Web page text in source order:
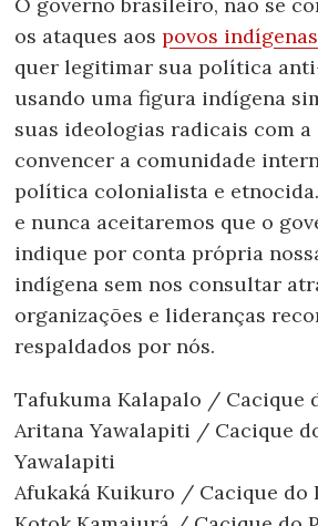
os ataques aospovos indígenas
quer legitimar sua política
usando uma figura indígena
suas ideologias radicais com a
convencer a comunidade
política colonialista e
e nunca aceitaremos que o
indique por conta própria
indígena sem nos consultar
organizações e lideranças
respaldados por nós.
Tafukuma Kalapalo / Cacique
Aritana Yawalapiti / Cacique
Yawalapiti
Afukaká Kuikuro / Cacique do